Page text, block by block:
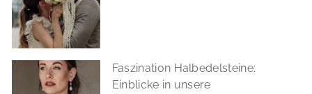
Faszination Halbedelsteine:
Einblicke in unsere